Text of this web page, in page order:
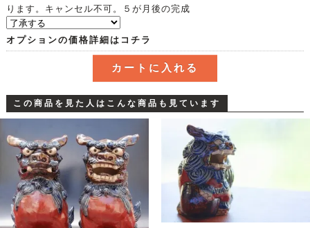
ります。キャンセル不可。５が月後の完成
オプションの価格詳細はコチラ
この商品を見た人はこんな商品も見ています